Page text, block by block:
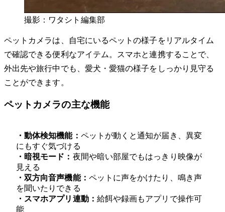
撮影：ワタシト編集部
ペットカメラは、自宅にいるペットの様子をリアルタイム
で確認できる便利なアイテム。スマホと連携することで、
外出先や旅行中でも、愛犬・愛猫の様子をしっかり見守る
ことができます。
ペットカメラの主な機能
・動体検知機能： ペットが動くと通知が届き、異変
にもすぐ気づける
・暗視モード： 夜間や暗い部屋でもはっきり映像が
見える
・双方向音声機能： ペットに声をかけたり、鳴き声
を聞いたりできる
・スマホアプリ連動： 給餌や録画もアプリで操作可
能